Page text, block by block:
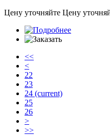
Цену уточняйте Цену
<<
<
22
23
24 (current)
25
26
>
>>